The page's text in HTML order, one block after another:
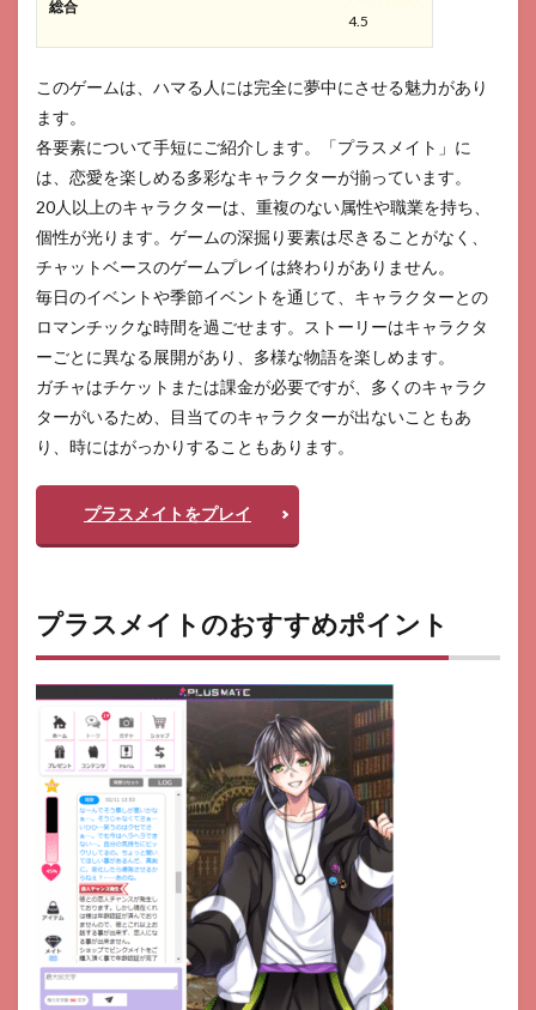
総合
4.5
このゲームは、ハマる人には完全に夢中にさせる魅力があり
ます。
各要素について手短にご紹介します。「プラスメイト」に
は、恋愛を楽しめる多彩なキャラクターが揃っています。
20人以上のキャラクターは、重複のない属性や職業を持ち、
個性が光ります。ゲームの深掘り要素は尽きることがなく、
チャットベースのゲームプレイは終わりがありません。
毎日のイベントや季節イベントを通じて、キャラクターとの
ロマンチックな時間を過ごせます。ストーリーはキャラクタ
ーごとに異なる展開があり、多様な物語を楽しめます。
ガチャはチケットまたは課金が必要ですが、多くのキャラク
ターがいるため、目当てのキャラクターが出ないこともあ
り、時にはがっかりすることもあります。
プラスメイトをプレイ
プラスメイトのおすすめポイント